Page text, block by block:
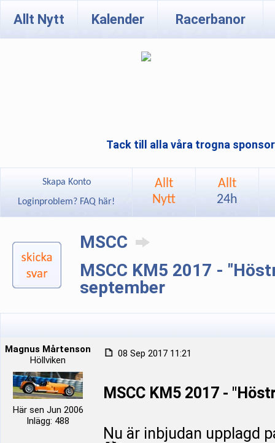
Allt Nytt Kalender Racerbanor
Tack till alla våra trogna
Skapa Konto
Loginproblem? FAQ här!
Allt
Nytt
Allt
24h
MSCC
MSCC KM5 2017 -
september
Magnus Mårtenson
Höllviken
Här sen Jun 2006
Inlägg: 488
08 Sep 2017 11:21
MSCC KM5 2017 -
Nu är inbjudan upplagd